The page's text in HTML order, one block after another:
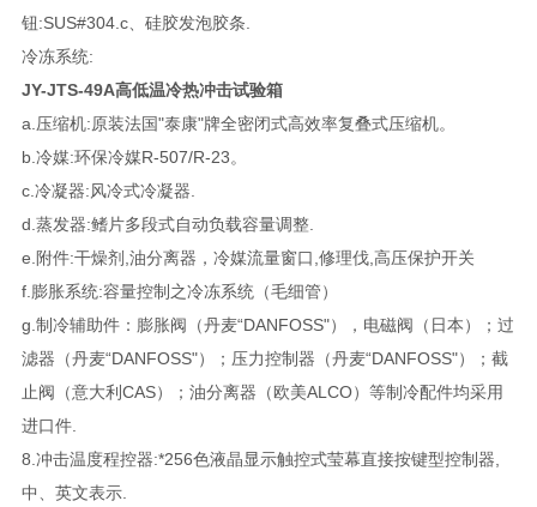
钮:SUS#304.c、硅胶发泡胶条.
冷冻系统:
JY-JTS-49A高低温冷热冲击试验箱
a.压缩机:原装法国"泰康"牌全密闭式高效率复叠式压缩机。
b.冷媒:环保冷媒R-507/R-23。
c.冷凝器:风冷式冷凝器.
d.蒸发器:鳍片多段式自动负载容量调整.
e.附件:干燥剂,油分离器，冷媒流量窗口,修理伐,高压保护开关
f.膨胀系统:容量控制之冷冻系统（毛细管）
g.制冷辅助件：膨胀阀（丹麦“DANFOSS"），电磁阀（日本）；过
滤器（丹麦“DANFOSS"）；压力控制器（丹麦“DANFOSS"）；截
止阀（意大利CAS）；油分离器（欧美ALCO）等制冷配件均采用
进口件.
8.冲击温度程控器:*256色液晶显示触控式莹幕直接按键型控制器,
中、英文表示.